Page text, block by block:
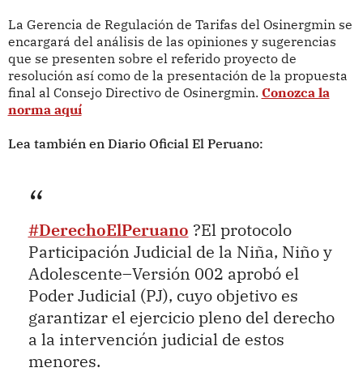
La Gerencia de Regulación de Tarifas del Osinergmin se
encargará del análisis de las opiniones y sugerencias
que se presenten sobre el referido proyecto de
resolución así como de la presentación de la propuesta
final al Consejo Directivo de Osinergmin. Conozca la
norma aquí
Lea también en Diario Oficial El Peruano:
#DerechoElPeruano ?El protocolo
Participación Judicial de la Niña, Niño y
Adolescente–Versión 002 aprobó el
Poder Judicial (PJ), cuyo objetivo es
garantizar el ejercicio pleno del derecho
a la intervención judicial de estos
menores.